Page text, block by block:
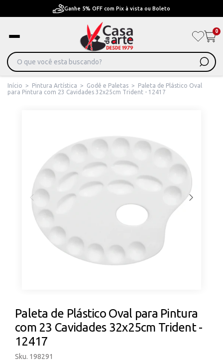
Pague em Até 6x sem juros ou ate
0
Início > Pintura Artística > Godê e Paletas >
Paleta de Plástico Oval
para Pintura com 23 Cavidades 32x25cm Trident - 12417
Paleta de Plástico Oval para Pintura
com 23 Cavidades 32x25cm Trident -
12417
Sku. 198291